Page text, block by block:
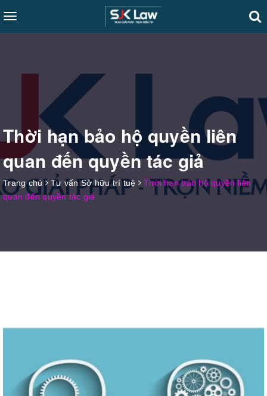
Toggle
navigation
Thời hạn bảo hộ quyền liên
quan đến quyền tác giả
Trang chủ Tư vấn Sở hữu trí tuệ
Thời hạn bảo hộ quyền liên
quan đến quyền tác giả